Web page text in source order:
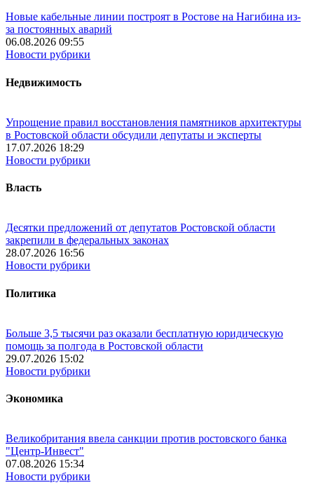
Новые кабельные линии построят в Ростове на Нагибина из-
за постоянных аварий
06.08.2026 09:55
Новости рубрики
Недвижимость
Упрощение правил восстановления памятников архитектуры
в Ростовской области обсудили депутаты и эксперты
17.07.2026 18:29
Новости рубрики
Власть
Десятки предложений от депутатов Ростовской области
закрепили в федеральных законах
28.07.2026 16:56
Новости рубрики
Политика
Больше 3,5 тысячи раз оказали бесплатную юридическую
помощь за полгода в Ростовской области
29.07.2026 15:02
Новости рубрики
Экономика
Великобритания ввела санкции против ростовского банка
"Центр-Инвест"
07.08.2026 15:34
Новости рубрики